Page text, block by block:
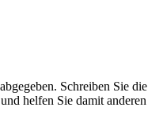
Schreiben Sie die
helfen Sie damit anderen